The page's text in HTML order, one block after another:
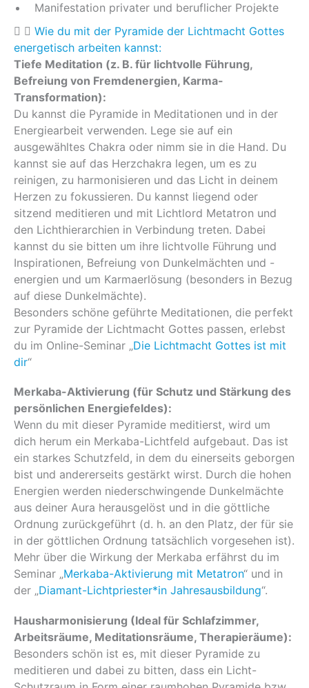
Manifestation privater und beruflicher Projekte
Wie du mit der Pyramide der Lichtmacht Gottes
energetisch arbeiten kannst:
Tiefe Meditation (z. B. für lichtvolle Führung,
Befreiung von Fremdenergien, Karma-
Transformation):
Du kannst die Pyramide in Meditationen und in der
Energiearbeit verwenden. Lege sie auf ein
ausgewähltes Chakra oder nimm sie in die Hand. Du
kannst sie auf das Herzchakra legen, um es zu
reinigen, zu harmonisieren und das Licht in deinem
Herzen zu fokussieren. Du kannst liegend oder
sitzend meditieren und mit Lichtlord Metatron und
den Lichthierarchien in Verbindung treten. Dabei
kannst du sie bitten um ihre lichtvolle Führung und
Inspirationen, Befreiung von Dunkelmächten und -
energien und um Karmaerlösung (besonders in Bezug
auf diese Dunkelmächte).
Besonders schöne geführte Meditationen, die perfekt
zur Pyramide der Lichtmacht Gottes passen, erlebst
du im Online-Seminar „Die Lichtmacht Gottes ist mit
dir“
Merkaba-Aktivierung (für Schutz und Stärkung des
persönlichen Energiefeldes):
Wenn du mit dieser Pyramide meditierst, wird um
dich herum ein Merkaba-Lichtfeld aufgebaut. Das ist
ein starkes Schutzfeld, in dem du einerseits geborgen
bist und andererseits gestärkt wirst. Durch die hohen
Energien werden niederschwingende Dunkelmächte
aus deiner Aura herausgelöst und in die göttliche
Ordnung zurückgeführt (d. h. an den Platz, der für sie
in der göttlichen Ordnung tatsächlich vorgesehen ist).
Mehr über die Wirkung der Merkaba erfährst du im
Seminar „Merkaba-Aktivierung mit Metatron“ und in
der „Diamant-Lichtpriester*in Jahresausbildung“.
Hausharmonisierung (Ideal für Schlafzimmer,
Arbeitsräume, Meditationsräume, Therapieräume):
Besonders schön ist es, mit dieser Pyramide zu
meditieren und dabei zu bitten, dass ein Licht-